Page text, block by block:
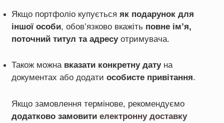
Якщо портфоліо купується як подарунок для
іншої особи, обов’язково вкажіть повне ім’я,
поточний титул та адресуотримувача.
Також можна вказати конкретну датуна
документах або додати особисте привітання.
Якщо замовлення термінове, рекомендуємо
додатково замовитиелектронну доставку